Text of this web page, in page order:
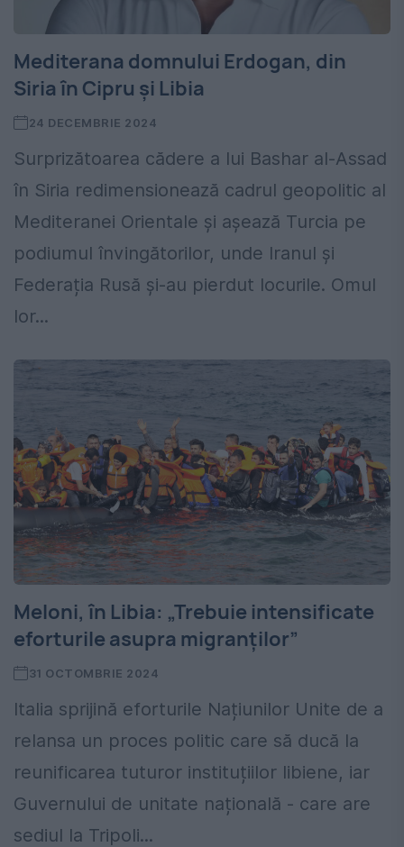
Mediterana domnului Erdogan, din
Siria în Cipru și Libia
24 DECEMBRIE 2024
Surprizătoarea cădere a lui Bashar al-Assad
în Siria redimensionează cadrul geopolitic al
Mediteranei Orientale și așează Turcia pe
podiumul învingătorilor, unde Iranul și
Federația Rusă și-au pierdut locurile. Omul
lor...
Meloni, în Libia: „Trebuie intensificate
eforturile asupra migranților”
31 OCTOMBRIE 2024
Italia sprijină eforturile Națiunilor Unite de a
relansa un proces politic care să ducă la
reunificarea tuturor instituțiilor libiene, iar
Guvernului de unitate națională - care are
sediul la Tripoli...